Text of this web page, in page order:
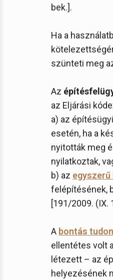
bek.].
Ha a
szünteti meg
Az
az Eljárási
a) az
esetén, ha a
nyitották meg
nyilatkoztak,
b) az
felépítésének,
[191/2009. (IX.
A bontás
ellentétes volt
létezett – az
helyezésének